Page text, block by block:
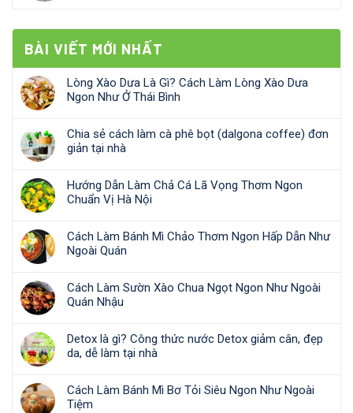
BÀI VIẾT MỚI NHẤT
Lòng Xào Dưa Là Gì? Cách Làm Lòng Xào Dưa
Ngon Như Ở Thái Bình
Chia sẻ cách làm cà phê bọt (dalgona coffee) đơn
giản tại nhà
Hướng Dẫn Làm Chả Cá Lã Vọng Thơm Ngon
Chuẩn Vị Hà Nội
Cách Làm Bánh Mì Chảo Thơm Ngon Hấp Dẫn Như
Ngoài Quán
Cách Làm Sườn Xào Chua Ngọt Ngon Như Ngoài
Quán Nhậu
Detox là gì? Công thức nước Detox giảm cân, đẹp
da, dễ làm tại nhà
Cách Làm Bánh Mì Bơ Tỏi Siêu Ngon Như Ngoài
Tiệm